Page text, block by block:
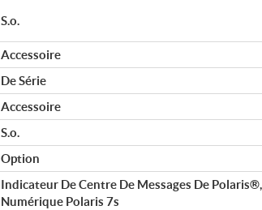
S.o.
Accessoire
De Série
Accessoire
S.o.
Option
Indicateur De Centre De Messages De
Numérique Polaris 7s